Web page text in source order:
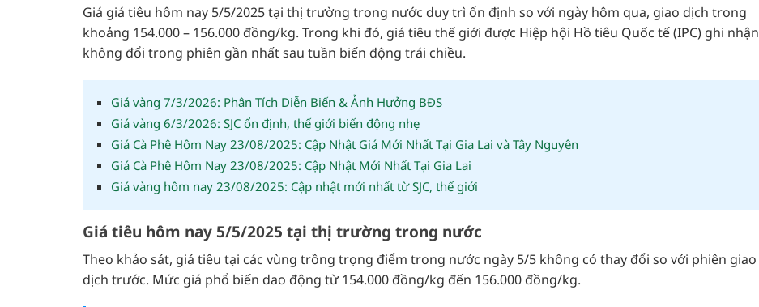
Giá giá tiêu hôm nay 5/5/2025 tại thị trường trong nước duy trì ổn định so với ngày hôm qua, giao dịch trong
khoảng 154.000 – 156.000 đồng/kg. Trong khi đó, giá tiêu thế giới được Hiệp hội Hồ tiêu Quốc tế (IPC) ghi nhận
không đổi trong phiên gần nhất sau tuần biến động trái chiều.
Giá vàng 7/3/2026: Phân Tích Diễn Biến & Ảnh Hưởng BĐS
Giá vàng 6/3/2026: SJC ổn định, thế giới biến động nhẹ
Giá Cà Phê Hôm Nay 23/08/2025: Cập Nhật Giá Mới Nhất Tại Gia Lai và Tây Nguyên
Giá Cà Phê Hôm Nay 23/08/2025: Cập Nhật Mới Nhất Tại Gia Lai
Giá vàng hôm nay 23/08/2025: Cập nhật mới nhất từ SJC, thế giới
Giá tiêu hôm nay 5/5/2025 tại thị trường trong nước
Theo khảo sát, giá tiêu tại các vùng trồng trọng điểm trong nước ngày 5/5 không có thay đổi so với phiên giao
dịch trước. Mức giá phổ biến dao động từ 154.000 đồng/kg đến 156.000 đồng/kg.